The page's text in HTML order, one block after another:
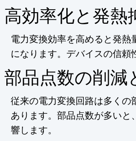
高効率化と発熱
電力変換効率を高めると発
になります。デバイスの信頼
部品点数の削減
従来の電力変換回路は多くの
あります。部品点数が多い
響します。